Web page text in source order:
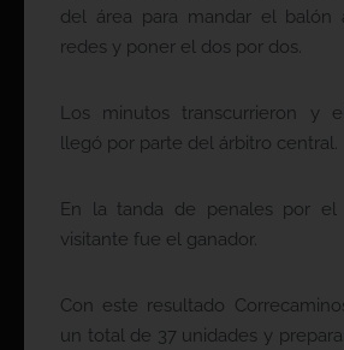
del área para mandar el balón
redes y poner el dos por dos.
Los minutos transcurrieron y
llegó por parte del árbitro central.
En la tanda de penales por
visitante fue el ganador.
Con este resultado
un total de 37 unidades y